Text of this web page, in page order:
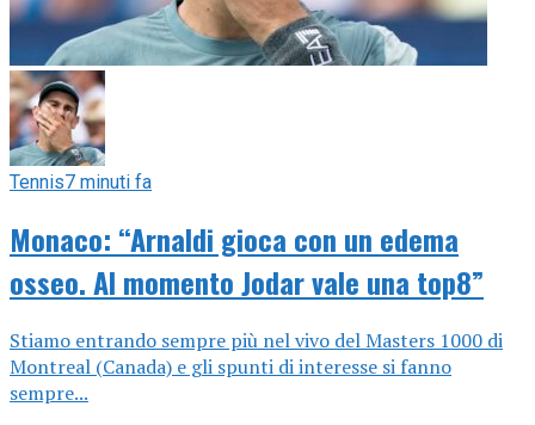
Tennis7 minuti fa
Monaco: “Arnaldi gioca con un edema
osseo. Al momento Jodar vale una top8”
Stiamo entrando sempre più nel vivo del Masters 1000 di
Montreal (Canada) e gli spunti di interesse si fanno
sempre...